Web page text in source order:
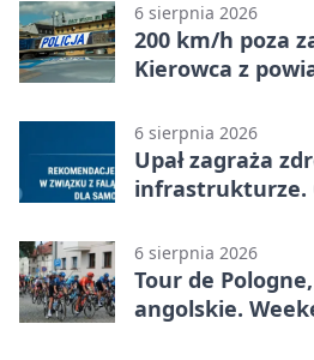
6 sierpnia 2026
200 km/h poza
Kierowca z
6 sierpnia 2026
Upał zagraża
infrastrukturze.
6 sierpnia 2026
Tour de
angolskie.